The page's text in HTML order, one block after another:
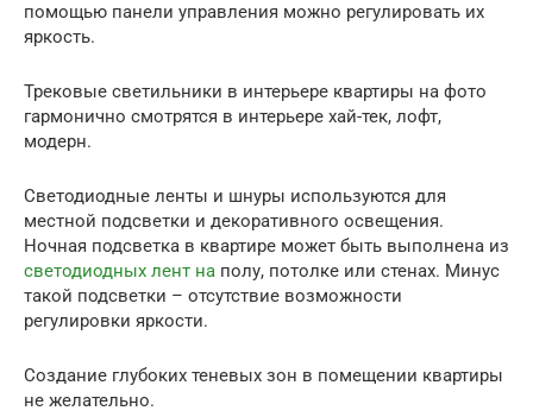
помощью панели управления можно регулировать их
яркость.
Трековые светильники в интерьере квартиры на фото
гармонично смотрятся в интерьере хай-тек, лофт,
модерн.
Светодиодные ленты и шнуры используются для
местной подсветки и декоративного освещения.
Ночная подсветка в квартире может быть выполнена из
светодиодных лент на полу, потолке или стенах. Минус
такой подсветки – отсутствие возможности
регулировки яркости.
Создание глубоких теневых зон в помещении квартиры
не желательно.